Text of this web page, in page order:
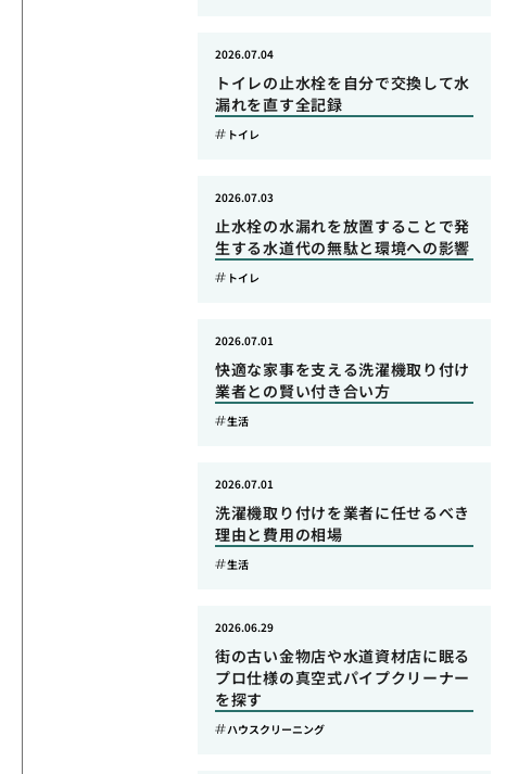
トイレの止水栓を自分で交換して水
漏れを直す全記録
2026.07.04
トイレ
止水栓の水漏れを放置することで発
生する水道代の無駄と環境への影響
2026.07.03
トイレ
快適な家事を支える洗濯機取り付け
業者との賢い付き合い方
2026.07.01
生活
洗濯機取り付けを業者に任せるべき
理由と費用の相場
2026.07.01
生活
街の古い金物店や水道資材店に眠る
プロ仕様の真空式パイプクリーナー
を探す
2026.06.29
ハウスクリーニング